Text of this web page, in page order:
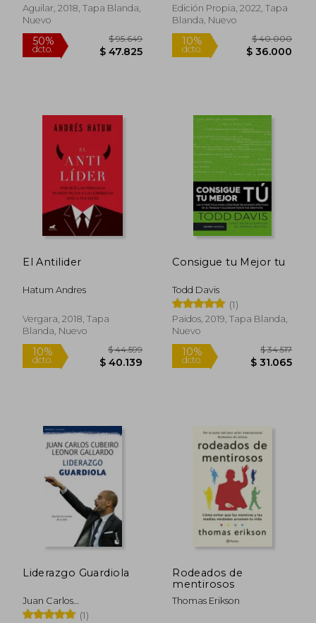
50%
dcto. $ 53.925
50%
dcto. $
Más!
Aguilar, 2018, Tapa Blanda,
Nuevo
Edición Propia, 2022, Tapa
Blanda, Nuevo
Rápido
El Antilider
Hatum Andres
Vergara, 2018, Tapa
Blanda, Nuevo
Consigue tu Mejor tu
Todd Davis
(1)
Paidos, 2019, Tapa Blanda,
Nuevo
Liderazgo Guardiola
Juan Carlos
Cubeiro,Leonor Gallardo
(1)
Rodeados de
mentirosos
Thomas Erikson